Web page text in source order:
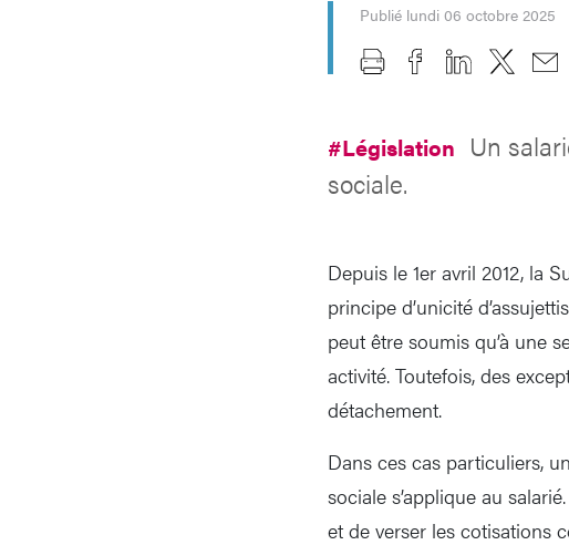
Publié lundi 06 octobre 2025
#Législation Un
sociale.
Depuis le 1er avril 2012, la
principe d’unicité
peut être soumis qu’à une
activité. Toutefois, des
détachement.
Dans ces cas particuliers,
sociale s’applique au
et de verser les cotisations